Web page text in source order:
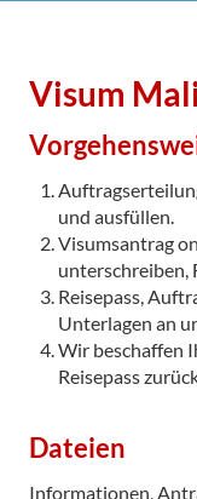
Legalisierung
Visa
Übersetzung
Notarabschriften
Kurier
Kontakt
Visum Mali
und ausfüllen.
Visumsantrag
unterschreiben,
Reisepass,
Unterlagen an
Wir beschaffen
Reisepass
Dateien
Informationen,